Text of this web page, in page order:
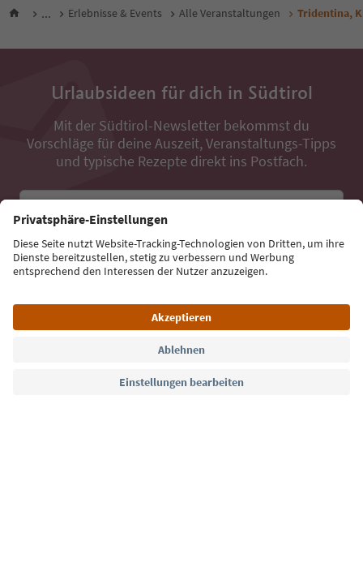
... Erlebnisse & Events Alle Veranstaltungen Tridentina,
Urlaubsideen für dich in Südtirol
Mit der Südtirol-Newsletter bekommst du
Vorschläge für deine Auszeit, Veranstaltungs-Tipps
und typische Rezepte direkt ins Postfach.
Jetzt anmelden